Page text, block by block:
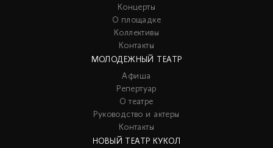
Концерты
О площадке
Коллективы
Контакты
МОЛОДЕЖНЫЙ ТЕАТР
Афиша
Репертуар
О театре
Руководство и актеры
Контакты
НОВЫЙ ТЕАТР КУКОЛ